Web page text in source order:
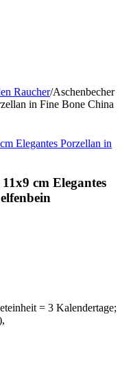
Raucher/Aschenbecher
in Fine Bone China
cm Elegantes
= 3 Kalendertage;